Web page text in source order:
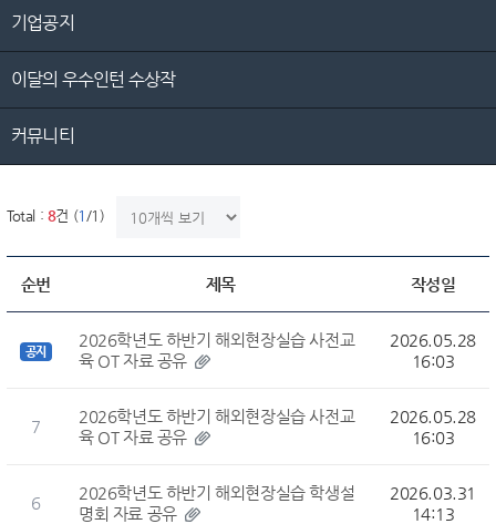
기업공지
이달의 우수인턴 수상작
커뮤니티
Total : 8건 (1 /1)
순번 제목 작성일
공지
2026학년도 하반기 해외현장실습 사전교
육 OT 자료 공유
2026.05.28
16:03
7
2026학년도 하반기 해외현장실습 사전교
육 OT 자료 공유
2026.05.28
16:03
6
2026학년도 하반기 해외현장실습 학생설
명회 자료 공유
2026.03.31
14:13